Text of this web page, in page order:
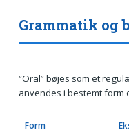
Grammatik og
“Oral” bøjes som et
anvendes i bestemt form
Form